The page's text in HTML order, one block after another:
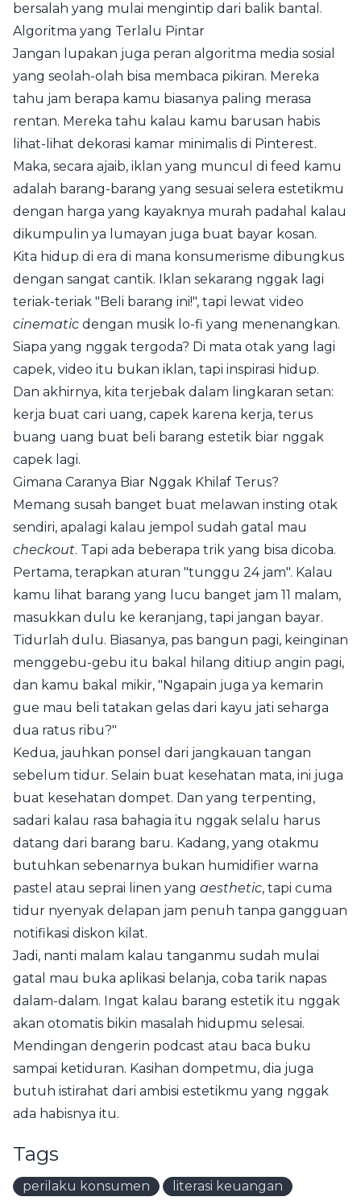
bersalah yang mulai mengintip dari balik bantal.
Algoritma yang Terlalu Pintar
Jangan lupakan juga peran algoritma media sosial
yang seolah-olah bisa membaca pikiran. Mereka
tahu jam berapa kamu biasanya paling merasa
rentan. Mereka tahu kalau kamu barusan habis
lihat-lihat dekorasi kamar minimalis di Pinterest.
Maka, secara ajaib, iklan yang muncul di feed kamu
adalah barang-barang yang sesuai selera estetikmu
dengan harga yang kayaknya murah padahal kalau
dikumpulin ya lumayan juga buat bayar kosan.
Kita hidup di era di mana konsumerisme dibungkus
dengan sangat cantik. Iklan sekarang nggak lagi
teriak-teriak "Beli barang ini!", tapi lewat video
cinematic dengan musik lo-fi yang menenangkan.
Siapa yang nggak tergoda? Di mata otak yang lagi
capek, video itu bukan iklan, tapi inspirasi hidup.
Dan akhirnya, kita terjebak dalam lingkaran setan:
kerja buat cari uang, capek karena kerja, terus
buang uang buat beli barang estetik biar nggak
capek lagi.
Gimana Caranya Biar Nggak Khilaf Terus?
Memang susah banget buat melawan insting otak
sendiri, apalagi kalau jempol sudah gatal mau
checkout. Tapi ada beberapa trik yang bisa dicoba.
Pertama, terapkan aturan "tunggu 24 jam". Kalau
kamu lihat barang yang lucu banget jam 11 malam,
masukkan dulu ke keranjang, tapi jangan bayar.
Tidurlah dulu. Biasanya, pas bangun pagi, keinginan
menggebu-gebu itu bakal hilang ditiup angin pagi,
dan kamu bakal mikir, "Ngapain juga ya kemarin
gue mau beli tatakan gelas dari kayu jati seharga
dua ratus ribu?"
Kedua, jauhkan ponsel dari jangkauan tangan
sebelum tidur. Selain buat kesehatan mata, ini juga
buat kesehatan dompet. Dan yang terpenting,
sadari kalau rasa bahagia itu nggak selalu harus
datang dari barang baru. Kadang, yang otakmu
butuhkan sebenarnya bukan humidifier warna
pastel atau seprai linen yang aesthetic, tapi cuma
tidur nyenyak delapan jam penuh tanpa gangguan
notifikasi diskon kilat.
Jadi, nanti malam kalau tanganmu sudah mulai
gatal mau buka aplikasi belanja, coba tarik napas
dalam-dalam. Ingat kalau barang estetik itu nggak
akan otomatis bikin masalah hidupmu selesai.
Mendingan dengerin podcast atau baca buku
sampai ketiduran. Kasihan dompetmu, dia juga
butuh istirahat dari ambisi estetikmu yang nggak
ada habisnya itu.
Tags
perilaku konsumen
literasi keuangan